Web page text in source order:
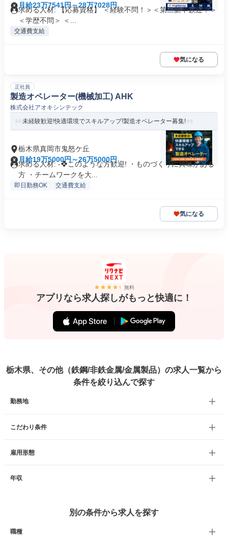
月給23万7541円～28万7028円
求める人材: 【応募資格】 ＜経験不問！＞＜第二新卒歓迎！＞
＜学歴不問＞ ＜...
交通費支給
気になる
正社員
製造オペレーター(機械加工) AHK
株式会社アオキシンテック
未経験歓迎!快適環境でスキルアップ!製造オペレーター募集!
栃木県真岡市鬼怒ケ丘
月給19万5000円～26万5000円
求める人材: -❖このような方歓迎! ・ものづくりに興味がある
方 ・チームワークを大...
即日勤務OK 交通費支給
気になる
無料
アプリなら求人探しがもっと快適に！
栃木県、その他（鉄鋼/非鉄金属/金属製品）の求人一覧から
条件を絞り込んで探す
勤務地
こだわり条件
雇用形態
年収
別の条件から求人を探す
職種